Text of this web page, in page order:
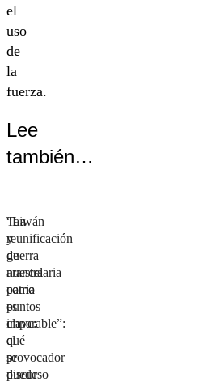
el
uso
de
la
fuerza.
Lee
también…
Taiwán
y
guerra
arancelaria
como
puntos
clave:
qué
se
puede
“La
reunificación
de
nuestra
patria
es
imparable”:
el
provocador
discurso